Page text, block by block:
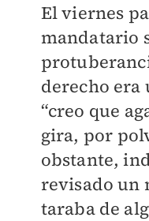
El viernes
mandatario
derecho era
“creo que
gira, por
obstante,
revisado un
taraba de